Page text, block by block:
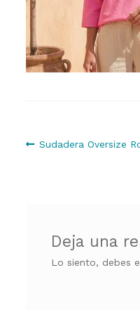
Navegación
Anterior:
Sudadera Oversize
Deja una
Lo siento, debes